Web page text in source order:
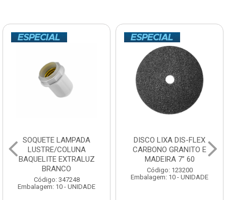
SOQUETE LAMPADA
LUSTRE/COLUNA
BAQUELITE EXTRALUZ
BRANCO
Código: 347248
Embalagem: 10 - UNIDADE
DISCO LIXA DIS-FLEX
CARBONO GRANITO E
MADEIRA 7” 60
Código: 123200
Embalagem: 10 - UNIDADE